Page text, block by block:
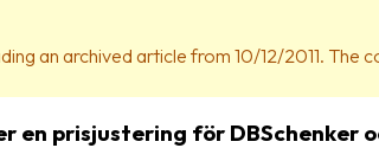
an archived article from 10/12/2011.
en prisjustering för